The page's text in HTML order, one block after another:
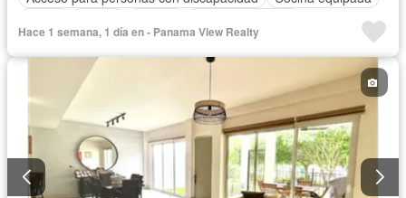
Cuarto de servicio
Piscina
Hace 1 semana, 1 día en - Panama View Realty